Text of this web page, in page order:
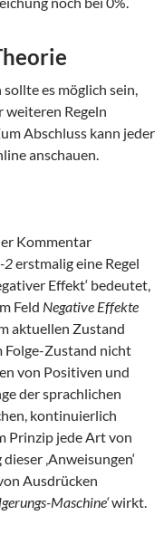
es möglich sein,
weiteren Regeln
Abschluss kann jeder
anschauen.
Kommentar
2erstmalig eine Regel
Effekt‘ bedeutet,
Feld Negative Effekte
aktuellen Zustand
Folge-Zustand nicht
von Positiven und
der sprachlichen
kontinuierlich
Prinzip jede Art von
‚Anweisungen‘
Ausdrücken
Maschine‘wirkt.